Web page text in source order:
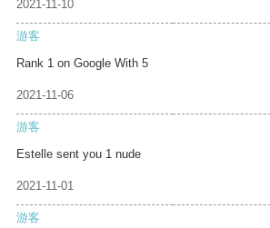
2021-11-10
游客
Rank 1 on Google With 5
2021-11-06
游客
Estelle sent you 1 nude
2021-11-01
游客